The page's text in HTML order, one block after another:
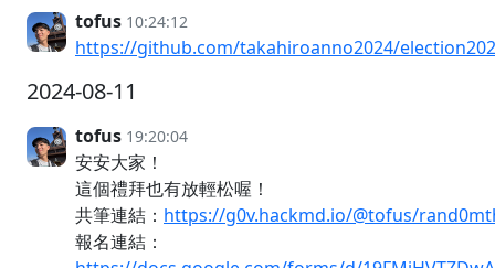
tofus 10:24:12
https://github.com/takahiroanno2024/
2024-08-11
tofus 19:20:04
安安大家！
這個禮拜也有放輕松喔！
共筆連結： https://g0v.hackmd.io/@tofus/
報名連結：